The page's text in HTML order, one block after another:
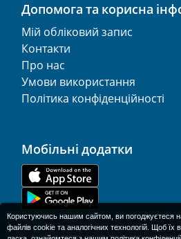
Допомога та корисна
Мій обліковий запис
Контакти
Про нас
Умови використання
Політика конфіденційності
Мобільні додатки
Користуючись нашим сайтом, ви погоджуєтеся
файлів cookie та аналогічних технологій. Щоб їх